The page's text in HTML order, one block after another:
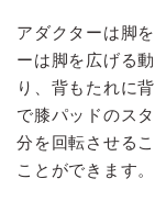
アダクターは脚
ーは脚を広げる
り、背もたれに
で膝パッドのス
分を回転させる
ことができます。